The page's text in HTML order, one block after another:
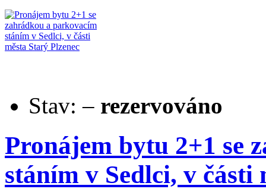
Stav: – rezervováno
Pronájem bytu 2+1 se
stáním v Sedlci, v části